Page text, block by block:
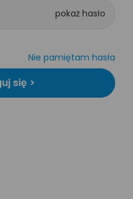
Nie pamiętam hasła